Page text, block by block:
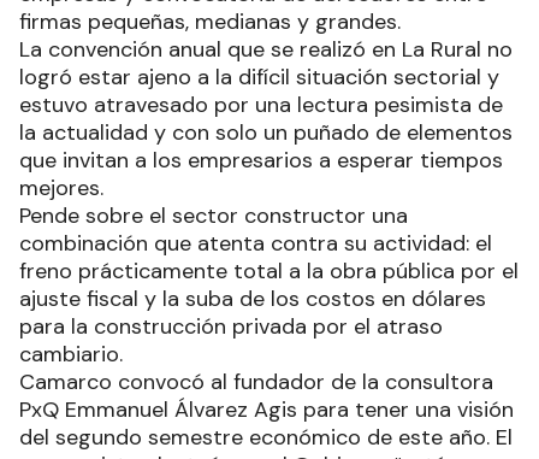
firmas pequeñas, medianas y grandes.
La convención anual que se realizó en La Rural no
logró estar ajeno a la difícil situación sectorial y
estuvo atravesado por una lectura pesimista de
la actualidad y con solo un puñado de elementos
que invitan a los empresarios a esperar tiempos
mejores.
Pende sobre el sector constructor una
combinación que atenta contra su actividad: el
freno prácticamente total a la obra pública por el
ajuste fiscal y la suba de los costos en dólares
para la construcción privada por el atraso
cambiario.
Camarco convocó al fundador de la consultora
PxQ Emmanuel Álvarez Agis para tener una visión
del segundo semestre económico de este año. El